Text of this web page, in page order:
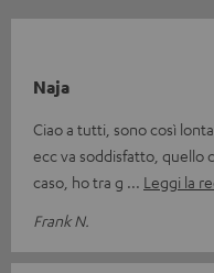
Naja
Ciao a tutti, sono così
ecc va soddisfatto, quello
caso, ho tra g
Leggi la
Frank N.